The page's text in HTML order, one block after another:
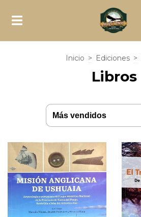
Inicio > Ediciones >
Libros